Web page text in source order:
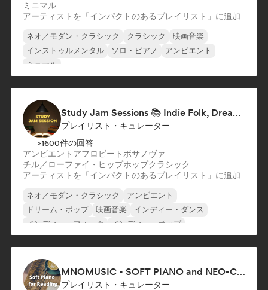
ミニマル
アーティストを「インパクトのあるプレイリスト」に追加
ネオ／モダン・クラシック クラシック
映画音楽
インストゥルメンタル
ソロ・ピアノ
アンビエント
ミニマル
Study Jam Sessions 📚 Indie Folk, Dream Pop & Singer-Songwriter
プレイリスト・キュレーター
>1600件の回答
アンビエント アフロビート ボサノヴァ
チル／ローファイ・ヒップホップクラシック
アーティストを「インパクトのあるプレイリスト」に追加
ネオ／モダン・クラシック
アンビエント
ドリーム・ポップ
映画音楽
インディー・ダンス
インディー・フォーク
インディー・ポップ
MNOMUSIC - SOFT PIANO and NEO-CLASSICAL
プレイリスト・キュレーター